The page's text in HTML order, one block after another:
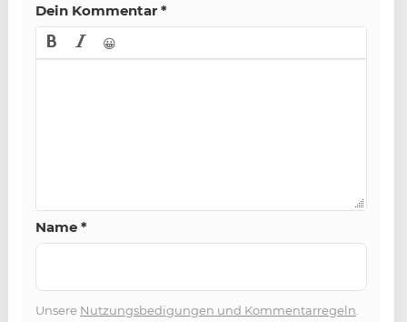
Dein Kommentar *
😀
Name *
Unsere Nutzungsbedigungen und Kommentarregeln.